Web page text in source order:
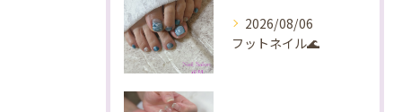
2026/08/06
フットネイル🌊